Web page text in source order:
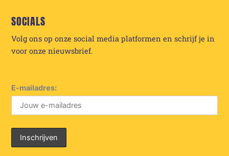
SOCIALS
Volg ons op onze social media platformen en schrijf je in
voor onze nieuwsbrief.
E-mailadres: